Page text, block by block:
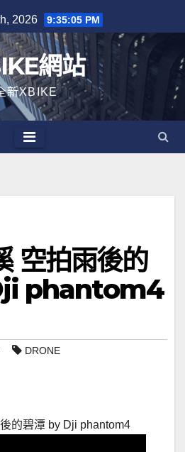
2026 9:35:06 PM
網站
新XBIKE
空拍雨後的
phantom4
DRONE
的碧潭 by Dji phantom4